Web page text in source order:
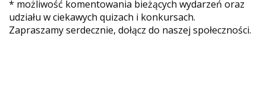
* możliwość komentowania bieżących wydarzeń oraz
udziału w ciekawych quizach i konkursach.
Zapraszamy serdecznie, dołącz do naszej społeczności.